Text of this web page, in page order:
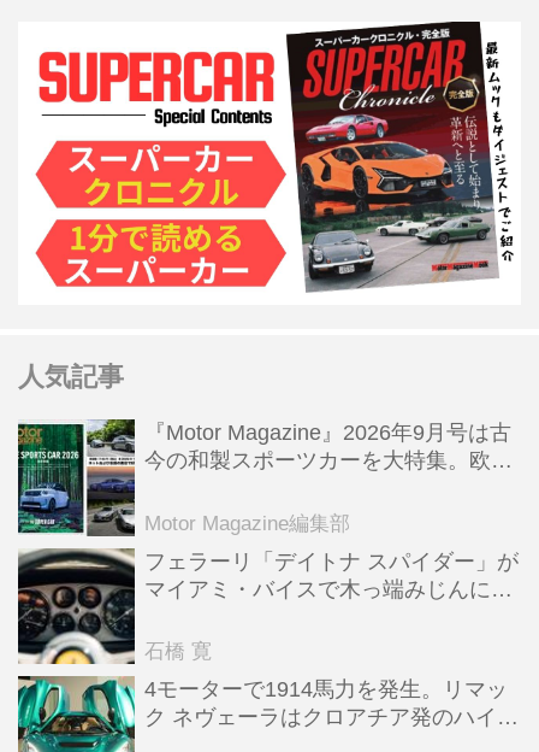
人気記事
『Motor Magazine』2026年9月号は古
今の和製スポーツカーを大特集。欧州
Motor Magazine編集部
フェラーリ「デイトナ スパイダー」が
マイアミ・バイスで木っ端みじんにな
石橋 寛
4モーターで1914馬力を発生。リマッ
ク ネヴェーラはクロアチア発のハイパ